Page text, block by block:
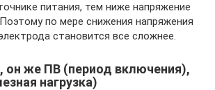
питания, тем ниже напряжение
по мере снижения напряжения
становится все сложнее.
он же ПВ (период включения),
нагрузка)